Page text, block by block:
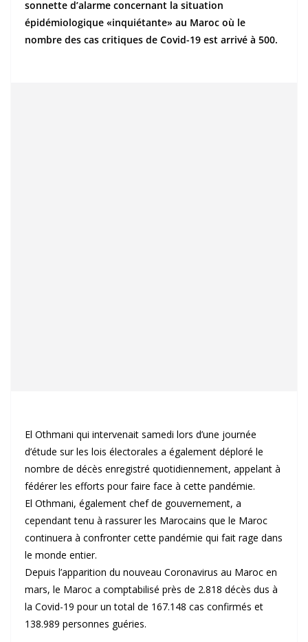
sonnette d’alarme concernant la situation
épidémiologique «inquiétante» au Maroc où le
nombre des cas critiques de Covid-19 est arrivé à 500.
El Othmani qui intervenait samedi lors d’une journée
d’étude sur les lois électorales a également déploré le
nombre de décès enregistré quotidiennement, appelant à
fédérer les efforts pour faire face à cette pandémie.
El Othmani, également chef de gouvernement, a
cependant tenu à rassurer les Marocains que le Maroc
continuera à confronter cette pandémie qui fait rage dans
le monde entier.
Depuis l’apparition du nouveau Coronavirus au Maroc en
mars, le Maroc a comptabilisé près de 2.818 décès dus à
la Covid-19 pour un total de 167.148 cas confirmés et
138.989 personnes guéries.